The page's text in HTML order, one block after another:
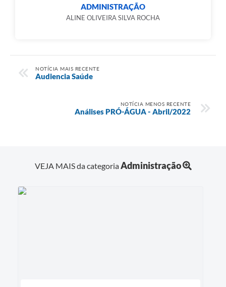
ADMINISTRAÇÃO
ALINE OLIVEIRA SILVA ROCHA
NOTÍCIA MAIS RECENTE
Audiencia Saúde
NOTÍCIA MENOS RECENTE
Análises PRÓ-ÁGUA - Abril/2022
VEJA MAIS da categoriaAdministração